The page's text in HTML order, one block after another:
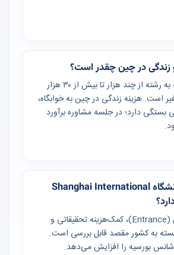
زندگی در چین چقدر است؟
شهریه سالانه بسته به رشته از چند هزار تا بیش از ۳۰ هزار
است. هزینه زندگی در چین به خوابگاه،
بستگی دارد؛ در جلسه مشاوره برآورد
آیا بورسیه در دانشگاه Shanghai International
بله؛ بورسیه ورودی (Entrance)، کمک‌هزینه تحقیقاتی و
به کشور مقصد قابل بررسی است.
شانس بورسیه را افزایش می‌دهد.